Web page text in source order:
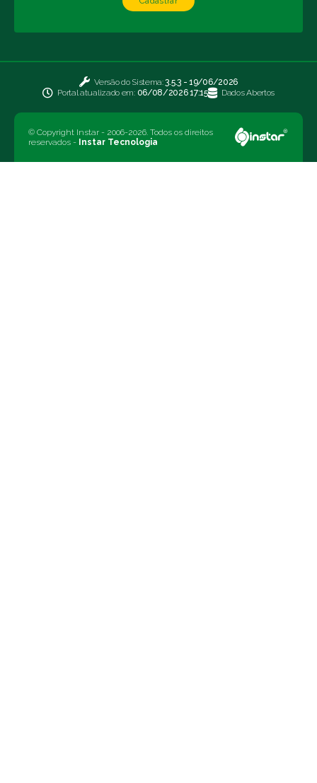
Versão do Sistema:3.5.3 - 19/06/2026
Portal atualizado em: 06/08/2026 17:15 Dados Abertos
© Copyright Instar - 2006-2026. Todos os direitos
reservados - Instar Tecnologia